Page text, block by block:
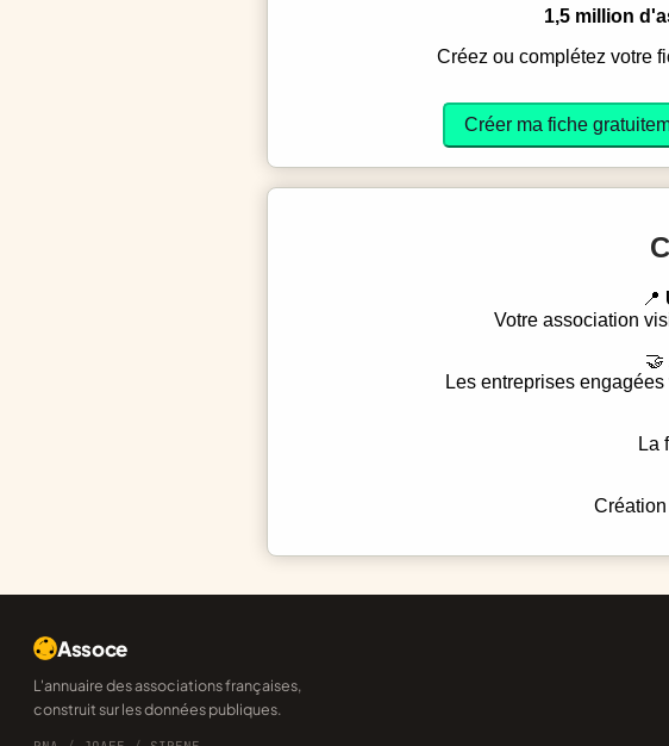
1,5 million
Créez ou complétez
Créer ma fiche
Votre association
Les entreprises
La
Assoce
L'annuaire des associations françaises,
construit sur les données publiques.